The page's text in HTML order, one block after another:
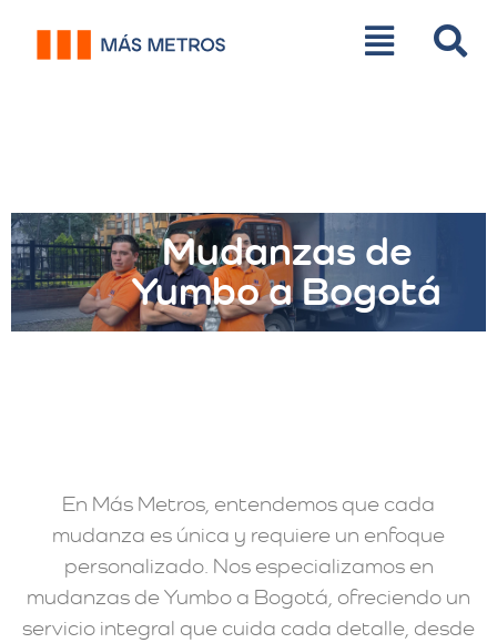
Mudanzas de
Yumbo a Bogotá
En Más Metros, entendemos que cada
mudanza es única y requiere un enfoque
personalizado. Nos especializamos en
mudanzas de Yumbo a Bogotá, ofreciendo un
servicio integral que cuida cada detalle, desde